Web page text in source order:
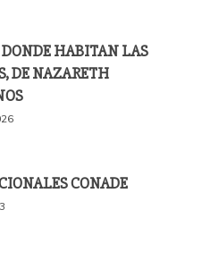
HABITAN LAS
DE NAZARETH
CONADE